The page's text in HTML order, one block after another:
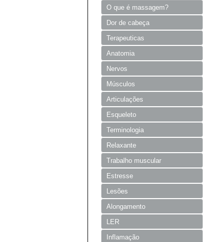
O que é massagem?
Dor de cabeça
Terapeuticas
Anatomia
Nervos
Músculos
Articulações
Esqueleto
Terminologia
Relaxante
Trabalho muscular
Estresse
Lesões
Alongamento
LER
Inflamação